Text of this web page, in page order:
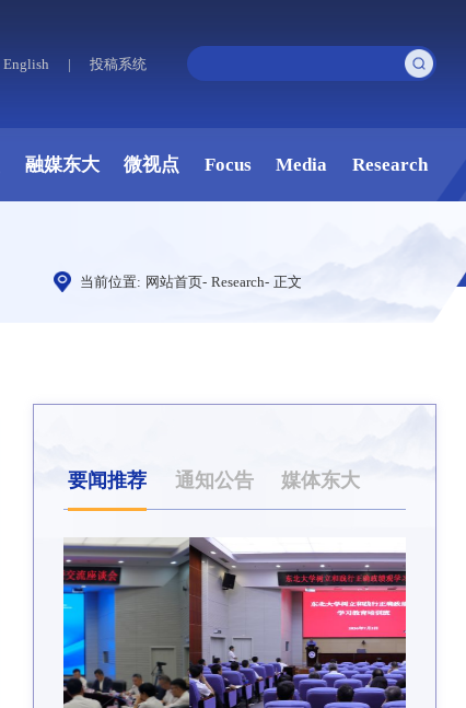
English | 投稿系统
融媒东大 微视点 Focus Media Research
当前位置: 网站首页- Research- 正文
要闻推荐 通知公告 媒体东大